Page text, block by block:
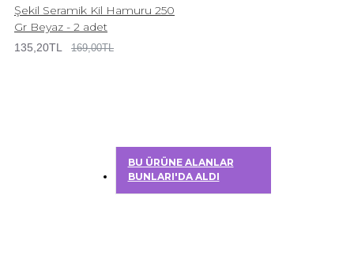
Şekil Seramik Kil Hamuru 250
Gr Beyaz - 2 adet
135,20TL 169,00TL
BU ÜRÜNE ALANLAR
BUNLARI'DA ALDI